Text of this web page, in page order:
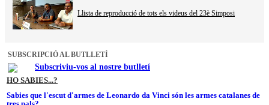
Llista de reproducció de tots els videus del 23è Simposi
SUBSCRIPCIÓ AL BUTLLETÍ
Subscriviu-vos al nostre butlletí
HO SABIES...?
Sabies que l'escut d'armes de Leonardo da Vinci són les armes catalanes de